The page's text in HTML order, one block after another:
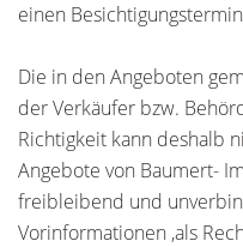
einen
Die in den Angeboten
der Verkäufer bzw.
Richtigkeit kann deshalb
Angebote von Baumert-
freibleibend und
Vorinformationen ,als